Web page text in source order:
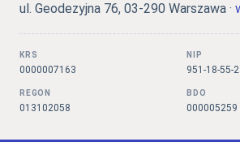
ul. Geodezyjna 76, 03-290 Warszawa ·
KRS
0000007163
NIP
951-18-55-
REGON
013102058
BDO
000005259